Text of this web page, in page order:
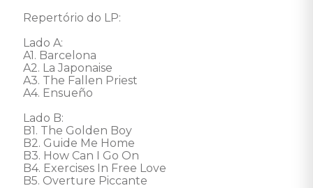
Repertório do LP:
Lado A:
A1. Barcelona
A2. La Japonaise
A3. The Fallen Priest
A4. Ensueño
Lado B:
B1. The Golden Boy
B2. Guide Me Home
B3. How Can I Go On
B4. Exercises In Free Love
B5. Overture Piccante